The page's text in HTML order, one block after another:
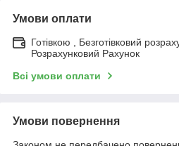
Умови оплати
Готівкою , Безготівковий
Розрахунковий Рахунок
Всі умови оплати
Умови повернення